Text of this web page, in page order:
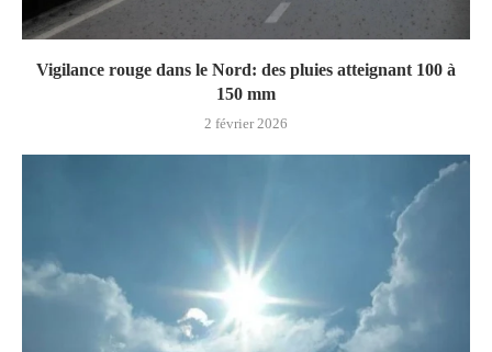
Vigilance rouge dans le Nord: des pluies atteignant 100 à
150 mm
2 février 2026